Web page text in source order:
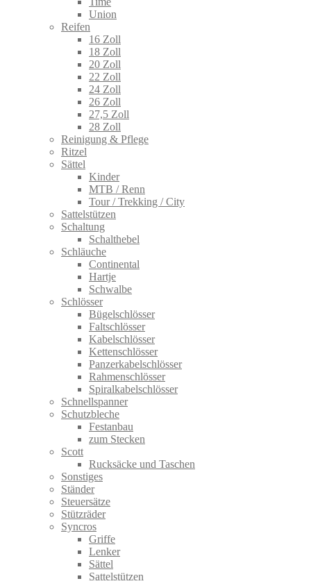
Union
Reifen
16 Zoll
18 Zoll
20 Zoll
22 Zoll
24 Zoll
26 Zoll
27,5 Zoll
28 Zoll
Reinigung & Pflege
Ritzel
Sättel
Kinder
MTB / Renn
Tour / Trekking / City
Sattelstützen
Schaltung
Schalthebel
Schläuche
Continental
Hartje
Schwalbe
Schlösser
Bügelschlösser
Faltschlösser
Kabelschlösser
Kettenschlösser
Panzerkabelschlösser
Rahmenschlösser
Spiralkabelschlösser
Schnellspanner
Schutzbleche
Festanbau
zum Stecken
Scott
Rucksäcke und Taschen
Sonstiges
Ständer
Steuersätze
Stützräder
Syncros
Griffe
Lenker
Sättel
Sattelstützen